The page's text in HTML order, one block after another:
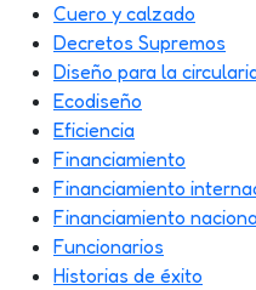
Cuero y calzado
Decretos Supremos
Diseño para la
Ecodiseño
Eficiencia
Financiamiento
Financiamiento
Financiamiento
Funcionarios
Historias de éxito